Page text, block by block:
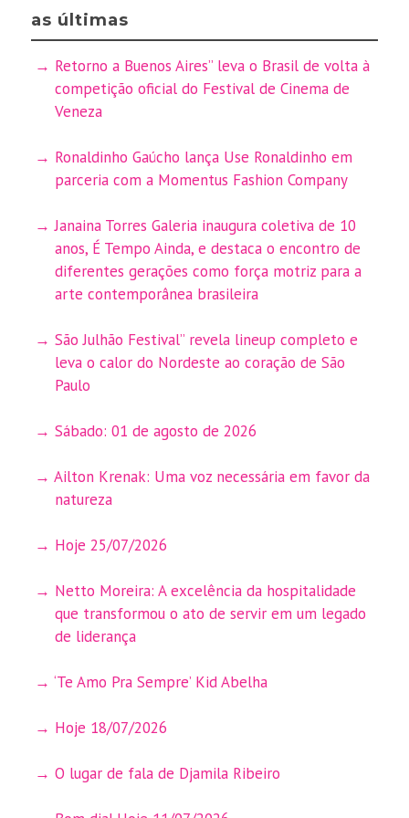
as últimas
Retorno a Buenos Aires” leva o Brasil de volta à
competição oficial do Festival de Cinema de
Veneza
Ronaldinho Gaúcho lança Use Ronaldinho em
parceria com a Momentus Fashion Company
Janaina Torres Galeria inaugura coletiva de 10
anos, É Tempo Ainda, e destaca o encontro de
diferentes gerações como força motriz para a
arte contemporânea brasileira
São Julhão Festival” revela lineup completo e
leva o calor do Nordeste ao coração de São
Paulo
Sábado: 01 de agosto de 2026
Ailton Krenak: Uma voz necessária em favor da
natureza
Hoje 25/07/2026
Netto Moreira: A excelência da hospitalidade
que transformou o ato de servir em um legado
de liderança
‘Te Amo Pra Sempre’ Kid Abelha
Hoje 18/07/2026
O lugar de fala de Djamila Ribeiro